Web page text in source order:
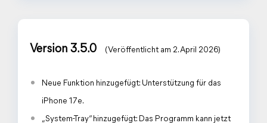
Version 3.5.0 (Veröffentlicht am 2. April 2026)
Neue Funktion hinzugefügt: Unterstützung für das
iPhone 17e.
„System-Tray“ hinzugefügt: Das Programm kann jetzt